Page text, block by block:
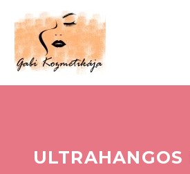
ULTRAHANGOS